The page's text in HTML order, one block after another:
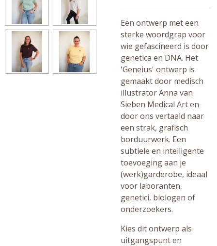
Een ontwerp met een
sterke woordgrap voor
wie gefascineerd is door
genetica en DNA. Het
'Geneius' ontwerp is
gemaakt door medisch
illustrator Anna van
Sieben Medical Art en
door ons vertaald naar
een strak, grafisch
borduurwerk. Een
subtiele en intelligente
toevoeging aan je
(werk)garderobe, ideaal
voor laboranten,
genetici, biologen of
onderzoekers.
Kies dit ontwerp als
uitgangspunt en